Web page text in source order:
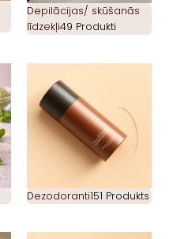
Depilācijas/ skūšanās
līdzekļi49 Produkti
Dezodoranti151 Produkts